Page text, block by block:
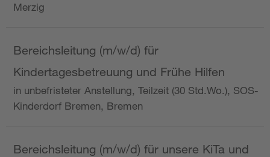
Merzig
Bereichsleitung (m/w/d) für
Kindertagesbetreuung und Frühe Hilfen
in unbefristeter Anstellung, Teilzeit (30 Std.Wo.), SOS-
Kinderdorf Bremen, Bremen
Bereichsleitung (m/w/d) für unsere KiTa und